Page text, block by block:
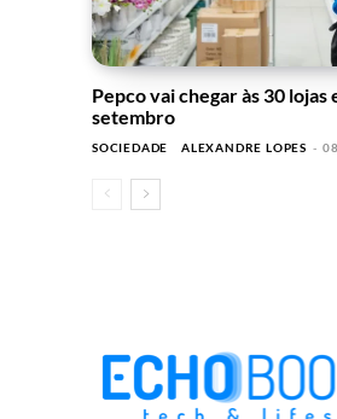
Pepco vai chegar às 30 lojas
setembro
SOCIEDADE ALEXANDRE LOPES -